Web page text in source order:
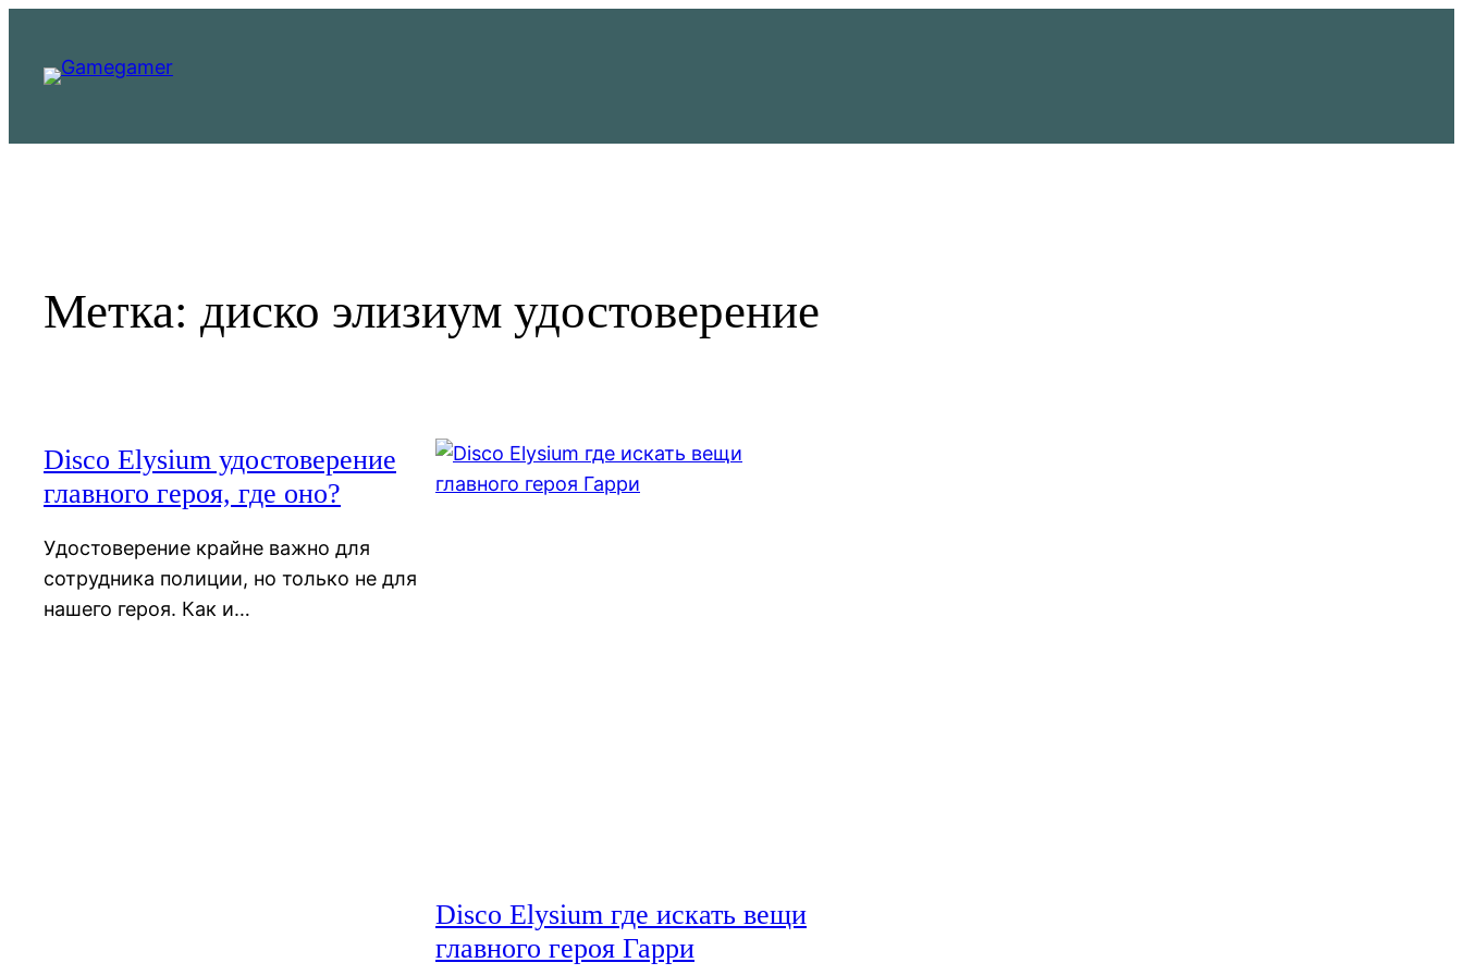
содержимому
Метка: диско элизиум удостоверение
Disco Elysium удостоверение
главного героя, где оно?
Удостоверение крайне важно для
сотрудника полиции, но только не для
нашего героя. Как и…
Disco Elysium где искать вещи
главного героя Гарри